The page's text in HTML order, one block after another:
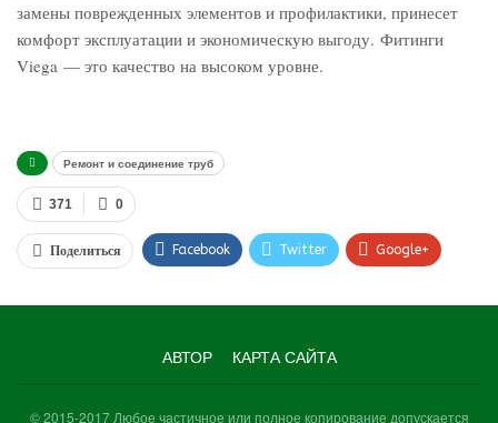
замены поврежденных элементов и профилактики, принесет
комфорт эксплуатации и экономическую выгоду. Фитинги
Viega — это качество на высоком уровне.
Ремонт и соединение труб
0
371
Поделиться Facebook Twitter Google+
АВТОР КАРТА САЙТА
© 2015-2017 Любое частичное или полное копирование допускается